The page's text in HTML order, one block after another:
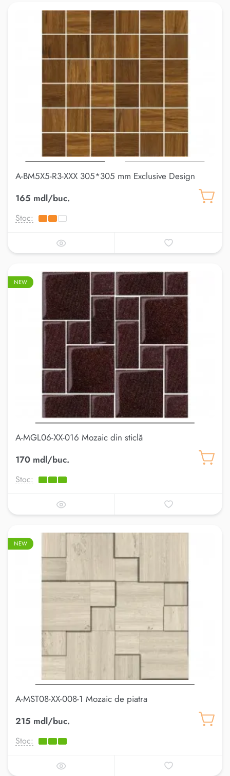
A-BM5X5-R3-XXX 305*305 mm Exclusive Design
165 mdl/buc.
Stoc:
NEW
A-MGL06-XX-016 Mozaic din sticlă
170 mdl/buc.
Stoc:
NEW
A-MST08-XX-008-1 Mozaic de piatra
215 mdl/buc.
Stoc: